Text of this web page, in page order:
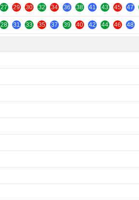
27 29 30 32 34 36 38 41 43 45 47
28 31 33 35 37 39 40 42 44 46 48